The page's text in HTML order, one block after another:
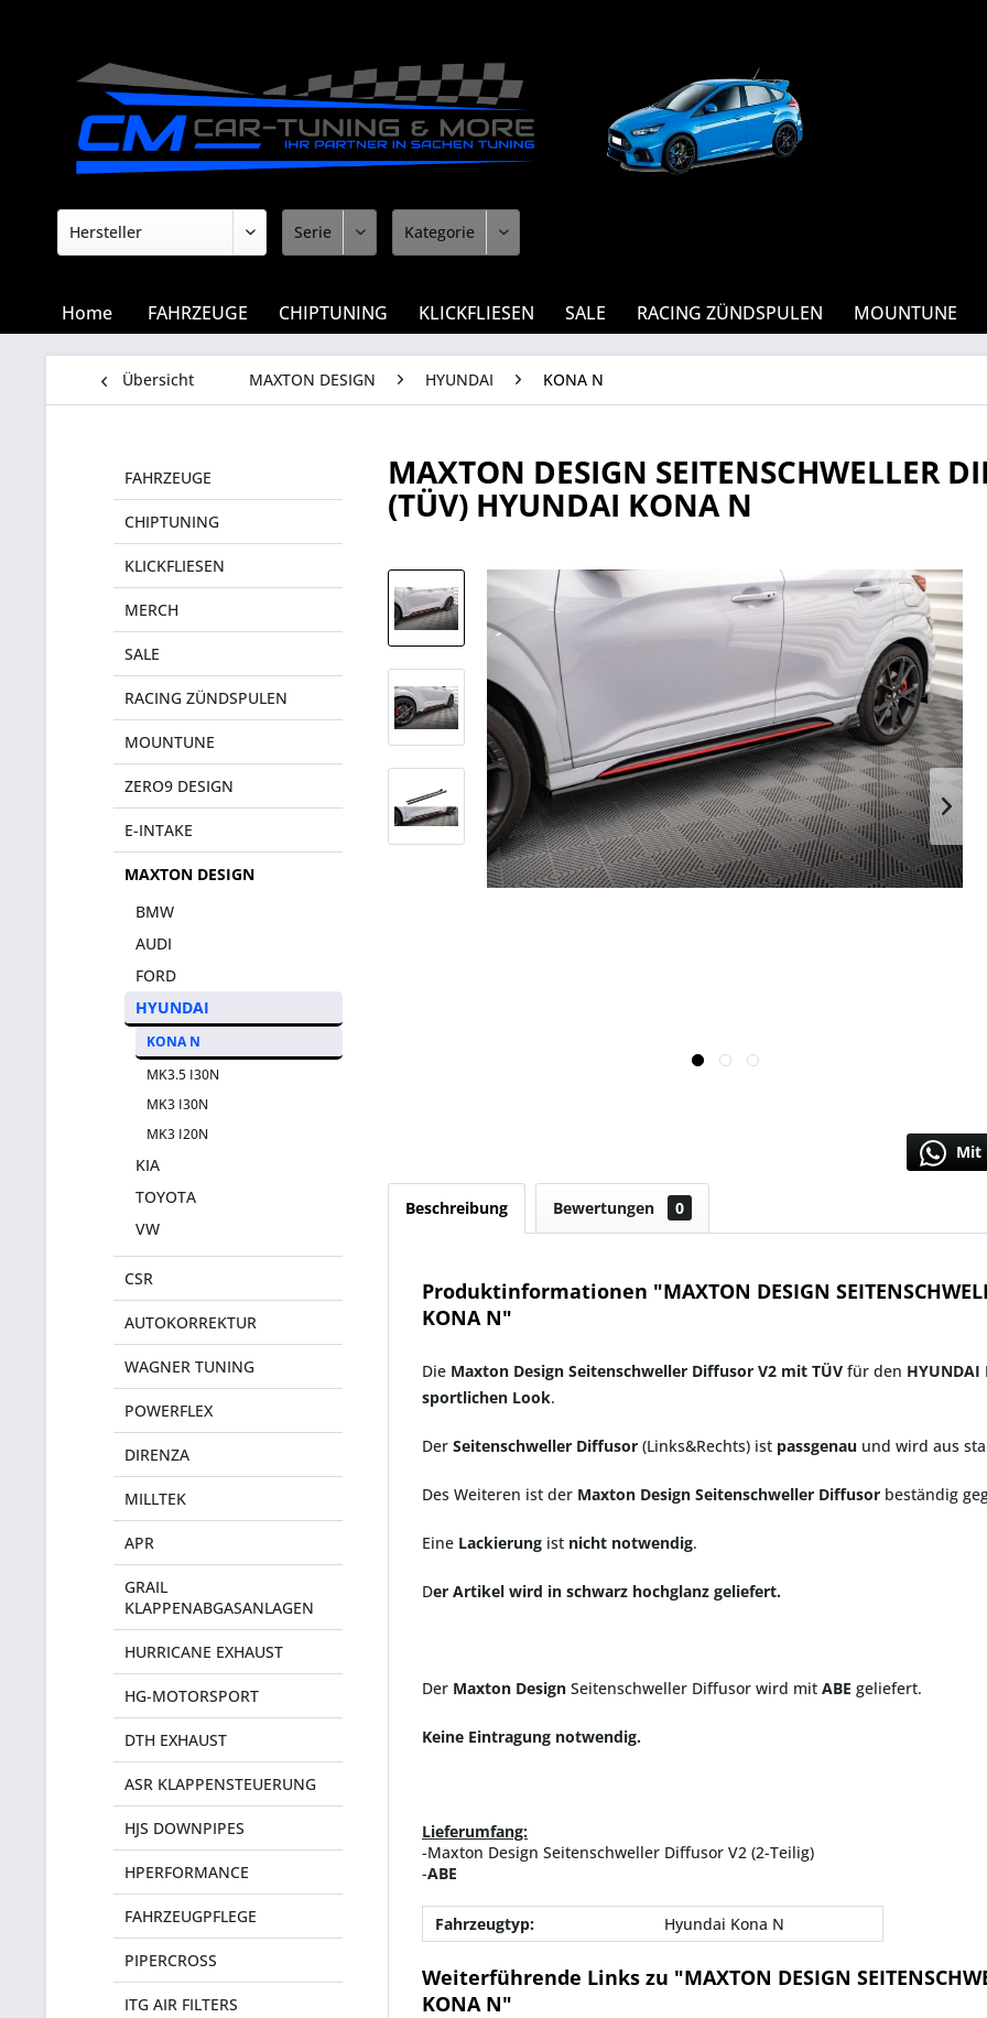
Home FAHRZEUGE CHIPTUNING KLICKFLIESEN SALE RACING ZÜNDSPULEN MOUNTUNE
Übersicht MAXTON DESIGN HYUNDAI KONA N
FAHRZEUGE
CHIPTUNING
KLICKFLIESEN
MERCH
SALE
RACING ZÜNDSPULEN
MOUNTUNE
ZERO9 DESIGN
E-INTAKE
MAXTON DESIGN
BMW
AUDI
FORD
HYUNDAI
KONA N
MK3.5 I30N
MK3 I30N
MK3 I20N
KIA
TOYOTA
VW
CSR
AUTOKORREKTUR
WAGNER TUNING
POWERFLEX
DIRENZA
MILLTEK
APR
GRAIL
KLAPPENABGASANLAGEN
HURRICANE EXHAUST
HG-MOTORSPORT
DTH EXHAUST
ASR KLAPPENSTEUERUNG
HJS DOWNPIPES
HPERFORMANCE
FAHRZEUGPFLEGE
PIPERCROSS
ITG AIR FILTERS
MAXTON DESIGN SEITENSCHWELLER
(TÜV) HYUNDAI KONA N
Mit
Beschreibung Bewertungen 0
Produktinformationen "MAXTON DESIGN
KONA N"
Die Maxton Design Seitenschweller Diffusor V2 mit TÜV für den HYUNDAI
sportlichen Look.
Der Seitenschweller Diffusor (Links&Rechts) ist passgenau und wird aus
Des Weiteren ist der Maxton Design Seitenschweller Diffusor beständig
Eine Lackierung ist nicht notwendig.
Der Artikel wird in schwarz hochglanz geliefert.
Der Maxton Design Seitenschweller Diffusor wird mit ABE geliefert.
Keine Eintragung notwendig.
Lieferumfang:
-Maxton Design Seitenschweller Diffusor V2 (2-Teilig)
-ABE
Fahrzeugtyp: Hyundai Kona N
Weiterführende Links zu "MAXTON DESIGN
KONA N"